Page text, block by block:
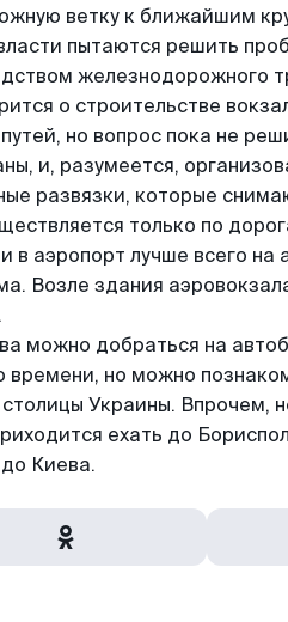
ветку к ближайшим
пытаются решить
железнодорожного
о строительстве
но вопрос пока не
и, разумеется,
развязки, которые
только по
в аэропорт лучше всего на
Возле здания
можно добраться на
но можно
Украины. Впрочем,
ехать до
Киева.